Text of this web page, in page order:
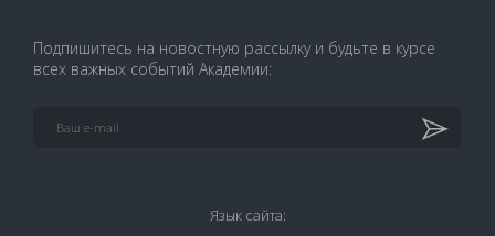
Подпишитесь на новостную рассылку и будьте в курсе
всех важных событий Академии:
Язык сайта: